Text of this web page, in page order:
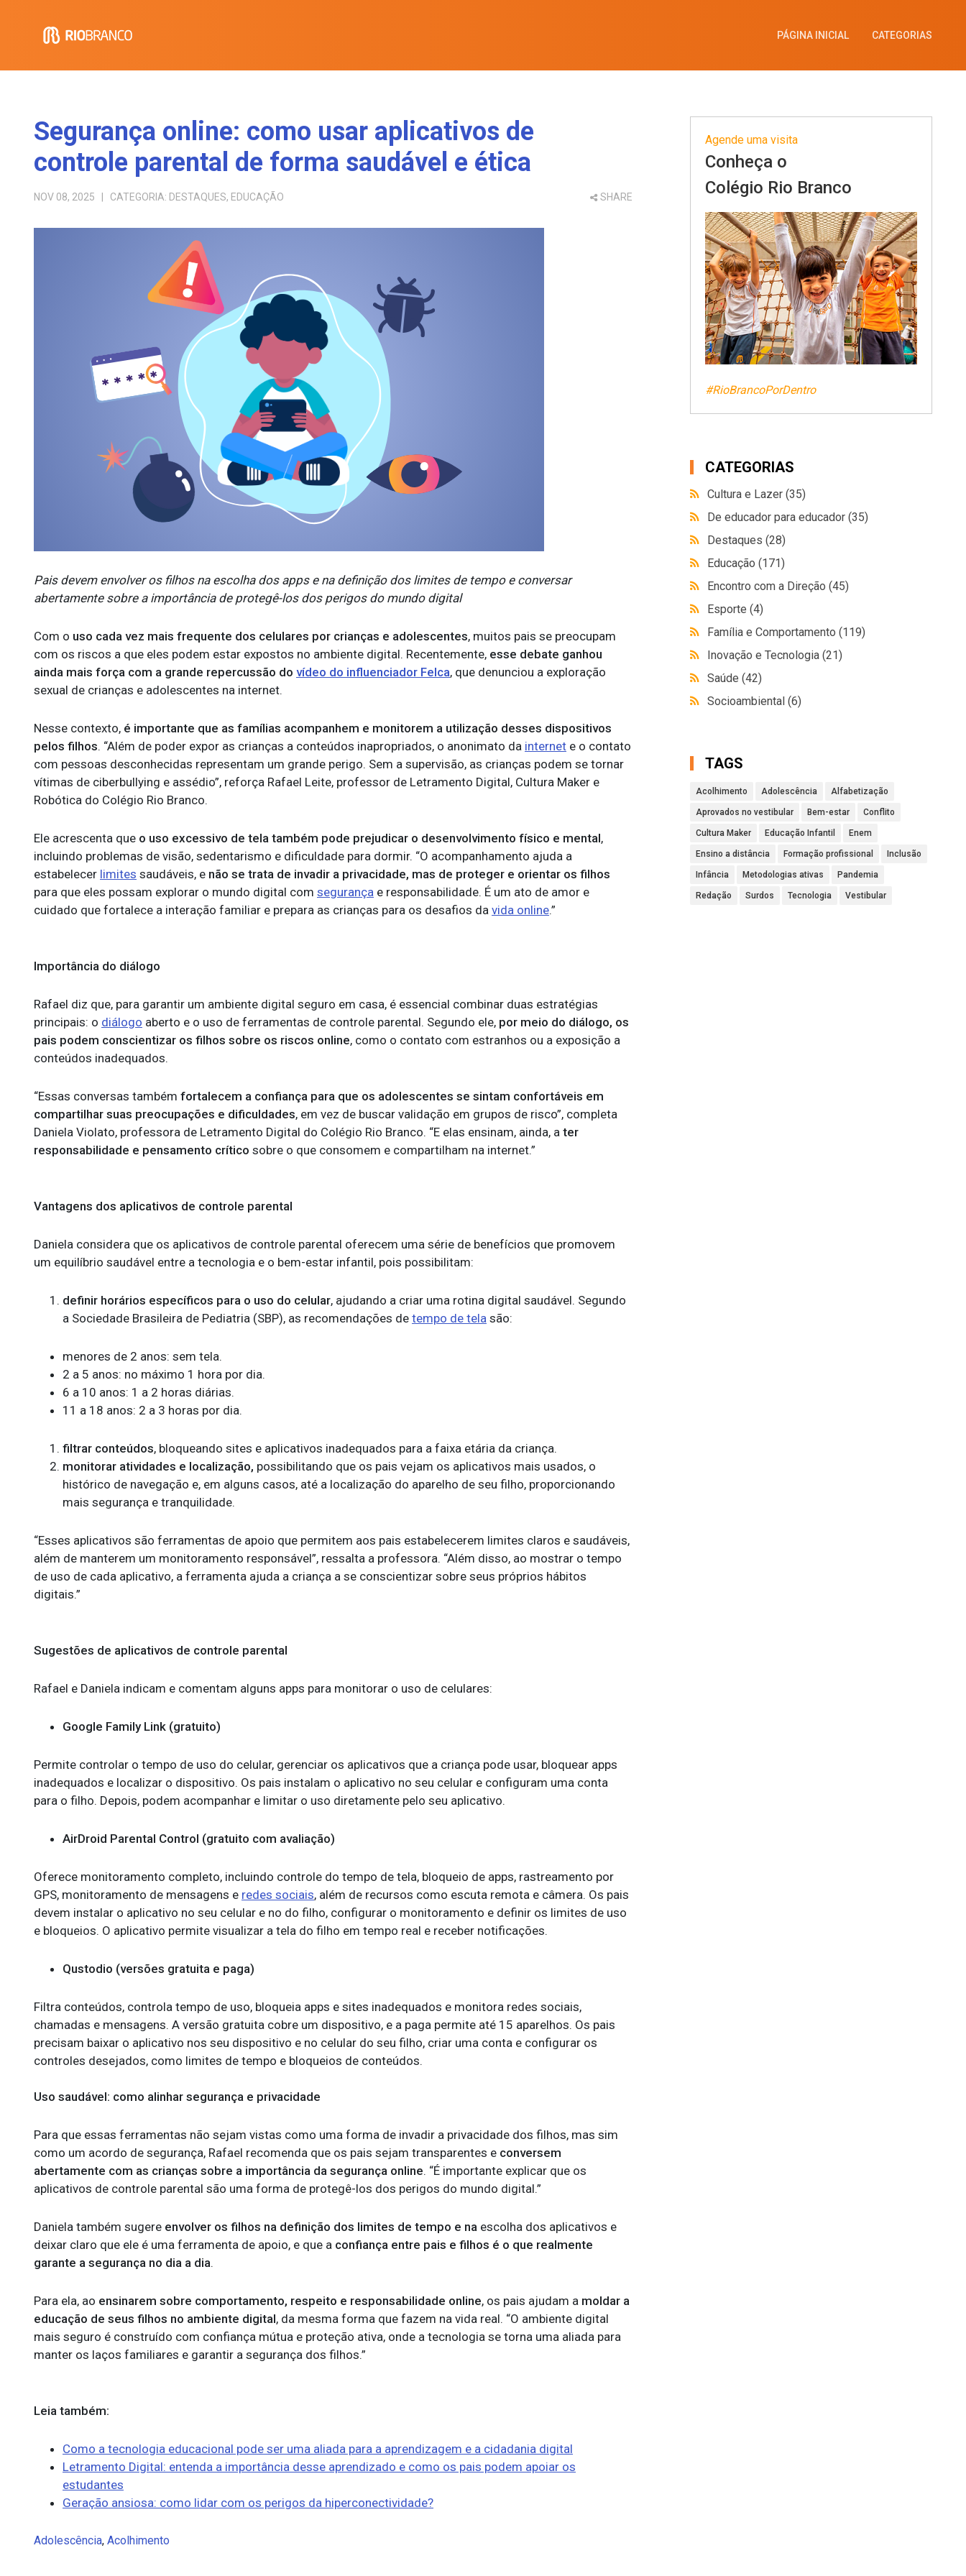
PÁGINA INICIAL CATEGORIAS
Segurança online: como usar aplicativos de
controle parental de forma saudável e ética
NOV 08, 2025 | CATEGORIA: DESTAQUES, EDUCAÇÃO SHARE
Pais devem envolver os filhos na escolha dos apps e na definição dos limites de tempo e conversar
abertamente sobre a importância de protegê-los dos perigos do mundo digital
Com o uso cada vez mais frequente dos celulares por crianças e adolescentes, muitos pais se preocupam
com os riscos a que eles podem estar expostos no ambiente digital. Recentemente, esse debate ganhou
ainda mais força com a grande repercussão do vídeo do influenciador Felca, que denunciou a exploração
sexual de crianças e adolescentes na internet.
Nesse contexto, é importante que as famílias acompanhem e monitorem a utilização desses dispositivos
pelos filhos. “Além de poder expor as crianças a conteúdos inapropriados, o anonimato da internet e o contato
com pessoas desconhecidas representam um grande perigo. Sem a supervisão, as crianças podem se tornar
vítimas de ciberbullying e assédio”, reforça Rafael Leite, professor de Letramento Digital, Cultura Maker e
Robótica do Colégio Rio Branco.
Ele acrescenta que o uso excessivo de tela também pode prejudicar o desenvolvimento físico e mental,
incluindo problemas de visão, sedentarismo e dificuldade para dormir. “O acompanhamento ajuda a
estabelecer limites saudáveis, e não se trata de invadir a privacidade, mas de proteger e orientar os filhos
para que eles possam explorar o mundo digital com segurança e responsabilidade. É um ato de amor e
cuidado que fortalece a interação familiar e prepara as crianças para os desafios da vida online.”
Importância do diálogo
Rafael diz que, para garantir um ambiente digital seguro em casa, é essencial combinar duas estratégias
principais: o diálogo aberto e o uso de ferramentas de controle parental. Segundo ele, por meio do diálogo, os
pais podem conscientizar os filhos sobre os riscos online, como o contato com estranhos ou a exposição a
conteúdos inadequados.
“Essas conversas também fortalecem a confiança para que os adolescentes se sintam confortáveis em
compartilhar suas preocupações e dificuldades, em vez de buscar validação em grupos de risco”, completa
Daniela Violato, professora de Letramento Digital do Colégio Rio Branco. “E elas ensinam, ainda, a ter
responsabilidade e pensamento crítico sobre o que consomem e compartilham na internet.”
Vantagens dos aplicativos de controle parental
Daniela considera que os aplicativos de controle parental oferecem uma série de benefícios que promovem
um equilíbrio saudável entre a tecnologia e o bem-estar infantil, pois possibilitam:
definir horários específicos para o uso do celular, ajudando a criar uma rotina digital saudável. Segundo
a Sociedade Brasileira de Pediatria (SBP), as recomendações de tempo de tela são:
menores de 2 anos: sem tela.
2 a 5 anos: no máximo 1 hora por dia.
6 a 10 anos: 1 a 2 horas diárias.
11 a 18 anos: 2 a 3 horas por dia.
filtrar conteúdos, bloqueando sites e aplicativos inadequados para a faixa etária da criança.
monitorar atividades e localização, possibilitando que os pais vejam os aplicativos mais usados, o
histórico de navegação e, em alguns casos, até a localização do aparelho de seu filho, proporcionando
mais segurança e tranquilidade.
“Esses aplicativos são ferramentas de apoio que permitem aos pais estabelecerem limites claros e saudáveis,
além de manterem um monitoramento responsável”, ressalta a professora. “Além disso, ao mostrar o tempo
de uso de cada aplicativo, a ferramenta ajuda a criança a se conscientizar sobre seus próprios hábitos
digitais.”
Sugestões de aplicativos de controle parental
Rafael e Daniela indicam e comentam alguns apps para monitorar o uso de celulares:
Google Family Link (gratuito)
Permite controlar o tempo de uso do celular, gerenciar os aplicativos que a criança pode usar, bloquear apps
inadequados e localizar o dispositivo. Os pais instalam o aplicativo no seu celular e configuram uma conta
para o filho. Depois, podem acompanhar e limitar o uso diretamente pelo seu aplicativo.
AirDroid Parental Control (gratuito com avaliação)
Oferece monitoramento completo, incluindo controle do tempo de tela, bloqueio de apps, rastreamento por
GPS, monitoramento de mensagens e redes sociais, além de recursos como escuta remota e câmera. Os pais
devem instalar o aplicativo no seu celular e no do filho, configurar o monitoramento e definir os limites de uso
e bloqueios. O aplicativo permite visualizar a tela do filho em tempo real e receber notificações.
Qustodio (versões gratuita e paga)
Filtra conteúdos, controla tempo de uso, bloqueia apps e sites inadequados e monitora redes sociais,
chamadas e mensagens. A versão gratuita cobre um dispositivo, e a paga permite até 15 aparelhos. Os pais
precisam baixar o aplicativo nos seu dispositivo e no celular do seu filho, criar uma conta e configurar os
controles desejados, como limites de tempo e bloqueios de conteúdos.
Uso saudável: como alinhar segurança e privacidade
Para que essas ferramentas não sejam vistas como uma forma de invadir a privacidade dos filhos, mas sim
como um acordo de segurança, Rafael recomenda que os pais sejam transparentes e conversem
abertamente com as crianças sobre a importância da segurança online. “É importante explicar que os
aplicativos de controle parental são uma forma de protegê-los dos perigos do mundo digital.”
Daniela também sugere envolver os filhos na definição dos limites de tempo e na escolha dos aplicativos e
deixar claro que ele é uma ferramenta de apoio, e que a confiança entre pais e filhos é o que realmente
garante a segurança no dia a dia.
Para ela, ao ensinarem sobre comportamento, respeito e responsabilidade online, os pais ajudam a moldar a
educação de seus filhos no ambiente digital, da mesma forma que fazem na vida real. “O ambiente digital
mais seguro é construído com confiança mútua e proteção ativa, onde a tecnologia se torna uma aliada para
manter os laços familiares e garantir a segurança dos filhos.”
Leia também:
Como a tecnologia educacional pode ser uma aliada para a aprendizagem e a cidadania digital
Letramento Digital: entenda a importância desse aprendizado e como os pais podem apoiar os
estudantes
Geração ansiosa: como lidar com os perigos da hiperconectividade?
Adolescência, Acolhimento
Agende uma visita
Conheça o
Colégio Rio Branco
#RioBrancoPorDentro
CATEGORIAS
Cultura e Lazer(35)
De educador para educador(35)
Destaques(28)
Educação(171)
Encontro com a Direção(45)
Esporte(4)
Família e Comportamento(119)
Inovação e Tecnologia(21)
Saúde(42)
Socioambiental(6)
TAGS
Acolhimento Adolescência Alfabetização
Aprovados no vestibular Bem-estar Conflito
Cultura Maker Educação Infantil Enem
Ensino a distância Formação profissional Inclusão
Infância Metodologias ativas Pandemia
Redação Surdos Tecnologia Vestibular